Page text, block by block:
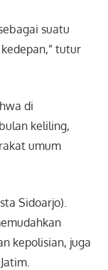
suatu
tutur
di
keliling,
umum
Sidoarjo).
kepolisian, juga